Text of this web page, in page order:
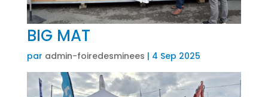
BIG MAT
par admin-foiredesminees | 4 Sep 2025